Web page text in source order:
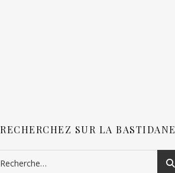
RECHERCHEZ SUR LA BASTIDANE